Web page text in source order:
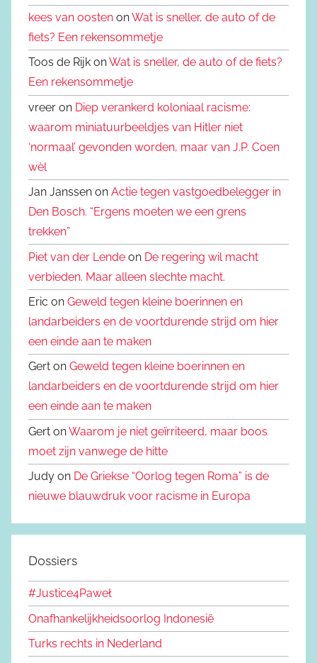
kees van oosten onWat is sneller, de auto of de
fiets? Een rekensommetje
Toos de Rijk onWat is sneller, de auto of de fiets?
Een rekensommetje
vreer on Diep verankerd koloniaal racisme:
waarom miniatuurbeeldjes van Hitler niet
‘normaal’ gevonden worden, maar van J.P. Coen
wèl
Jan Janssen on Actie tegen vastgoedbelegger in
Den Bosch. “Ergens moeten we een grens
trekken”
Piet van der Lende on De regering wil macht
verbieden. Maar alleen slechte macht.
Eric on Geweld tegen kleine boerinnen en
landarbeiders en de voortdurende strijd om hier
een einde aan te maken
Gert on Geweld tegen kleine boerinnen en
landarbeiders en de voortdurende strijd om hier
een einde aan te maken
Gert onWaarom je niet geïrriteerd, maar boos
moet zijn vanwege de hitte
Judy on De Griekse “Oorlog tegen Roma” is de
nieuwe blauwdruk voor racisme in Europa
Dossiers
#Justice4Paweł
Onafhankelijkheidsoorlog Indonesië
Turks rechts in Nederland